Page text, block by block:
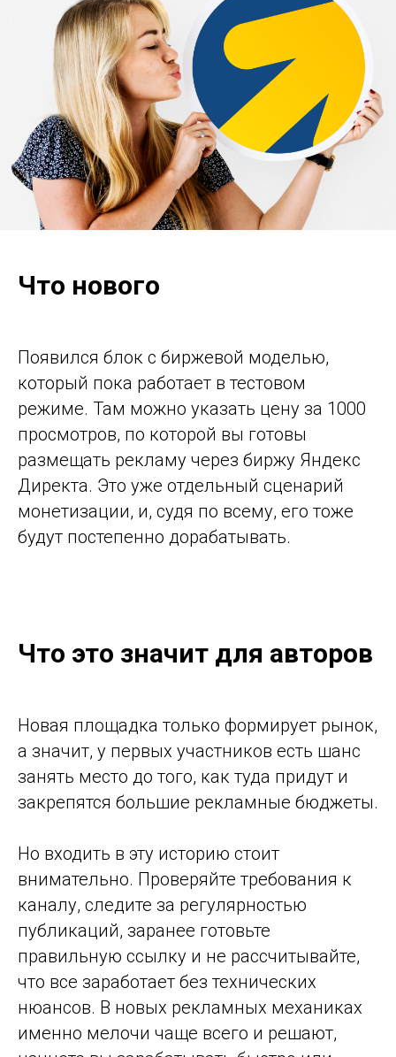
Что нового
Появился блок с биржевой моделью,
который пока работает в тестовом
режиме. Там можно указать цену за 1000
просмотров, по которой вы готовы
размещать рекламу через биржу Яндекс
Директа. Это уже отдельный сценарий
монетизации, и, судя по всему, его тоже
будут постепенно дорабатывать.
Что это значит для авторов
Новая площадка только формирует рынок,
а значит, у первых участников есть шанс
занять место до того, как туда придут и
закрепятся большие рекламные бюджеты.
Но входить в эту историю стоит
внимательно. Проверяйте требования к
каналу, следите за регулярностью
публикаций, заранее готовьте
правильную ссылку и не рассчитывайте,
что все заработает без технических
нюансов. В новых рекламных механиках
именно мелочи чаще всего и решают,